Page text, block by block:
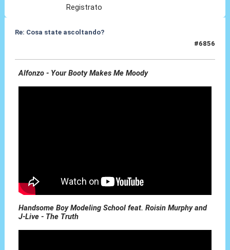
Registrato
Re: Cosa state ascoltando?
#6856
Alfonzo - Your Booty Makes Me Moody
Handsome Boy Modeling School feat. Roisin Murphy and
J-Live - The Truth